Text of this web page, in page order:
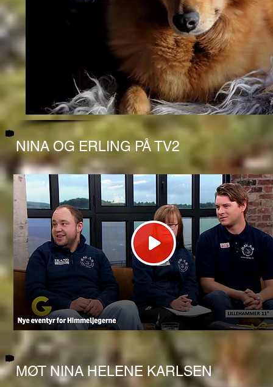
NINA OG ERLING PÅ TV2
MØT NINA HELENE KARLSEN